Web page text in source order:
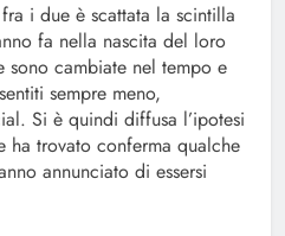
i due è scattata la scintilla
fa nella nascita del loro
sono cambiate nel tempo e
sempre meno,
Si è quindi diffusa l’ipotesi
ha trovato conferma qualche
annunciato di essersi